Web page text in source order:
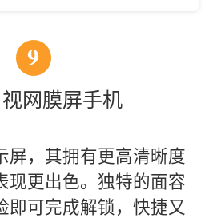
9
网膜屏手机
屏，其拥有更高清晰度
现更出色。独特的面容
即可完成解锁，快捷又